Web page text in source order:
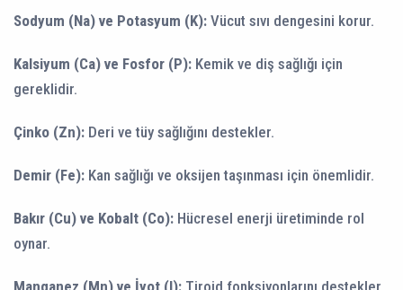
Sodyum (Na) ve Potasyum (K): Vücut sıvı dengesini korur.
Kalsiyum (Ca) ve Fosfor (P): Kemik ve diş sağlığı için
gereklidir.
Çinko (Zn): Deri ve tüy sağlığını destekler.
Demir (Fe): Kan sağlığı ve oksijen taşınması için önemlidir.
Bakır (Cu) ve Kobalt (Co): Hücresel enerji üretiminde rol
oynar.
Manganez (Mn) ve İyot (I): Tiroid fonksiyonlarını destekler